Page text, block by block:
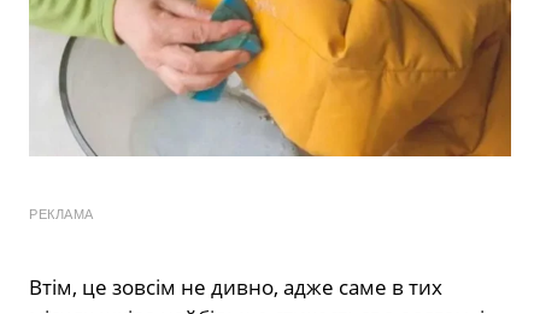
РЕКЛАМА
Втім, це зовсім не дивно, адже саме в тих